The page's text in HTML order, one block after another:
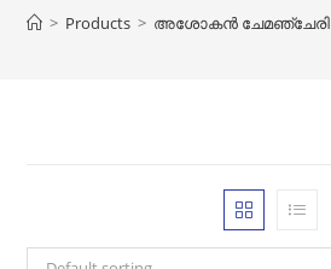
> Products > അശോകൻ ചേമഞ്ചേരി